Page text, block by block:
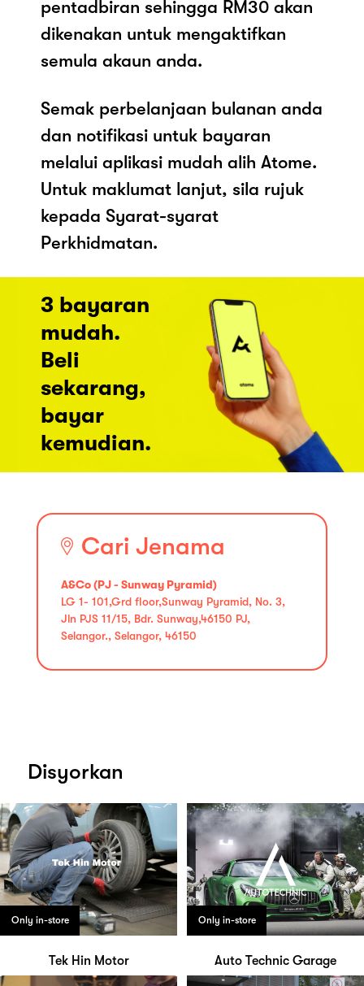
pentadbiran sehingga RM30 akan
dikenakan untuk mengaktifkan
semula akaun anda.
Semak perbelanjaan bulanan anda
dan notifikasi untuk bayaran
melalui aplikasi mudah alih Atome.
Untuk maklumat lanjut, sila rujuk
kepada Syarat-syarat
Perkhidmatan.
3 bayaran
mudah.
Beli
sekarang,
bayar
kemudian.
Cari Jenama
A&Co (PJ - Sunway Pyramid)
LG 1- 101,Grd floor,Sunway Pyramid, No. 3,
Jln PJS 11/15, Bdr. Sunway,46150 PJ,
Selangor., Selangor, 46150
Disyorkan
Only in-store
Tek Hin Motor
Only in-store
Auto Technic Garage